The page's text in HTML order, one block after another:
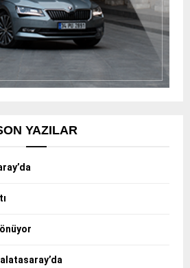
YAZILAR